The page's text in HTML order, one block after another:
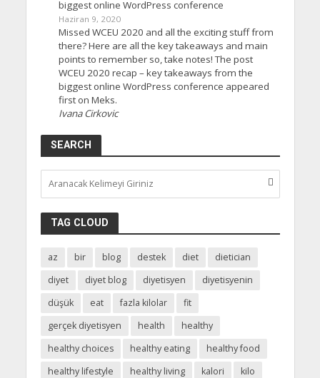
biggest online WordPress conference
Haziran 9, 2020
Missed WCEU 2020 and all the exciting stuff from
there? Here are all the key takeaways and main
points to remember so, take notes! The post
WCEU 2020 recap – key takeaways from the
biggest online WordPress conference appeared
first on Meks.
Ivana Cirkovic
SEARCH
TAG CLOUD
az bir blog destek diet
dietician
diyet
diyet blog diyetisyen
diyetisyenin
düşük
eat fazla kilolar
fit
gerçek diyetisyen
health
healthy
healthy choices
healthy eating
healthy food
healthy lifestyle
healthy living kalori
kilo